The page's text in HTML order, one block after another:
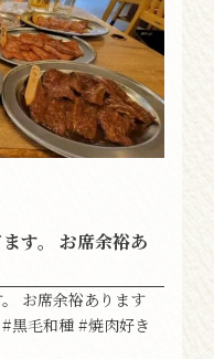
す。 お席余裕あ
お席余裕あります
黒毛和種 #焼肉好き